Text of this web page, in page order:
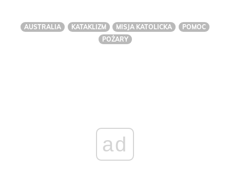
AUSTRALIA KATAKLIZM MISJA KATOLICKA
POMOC
POŻARY
ad